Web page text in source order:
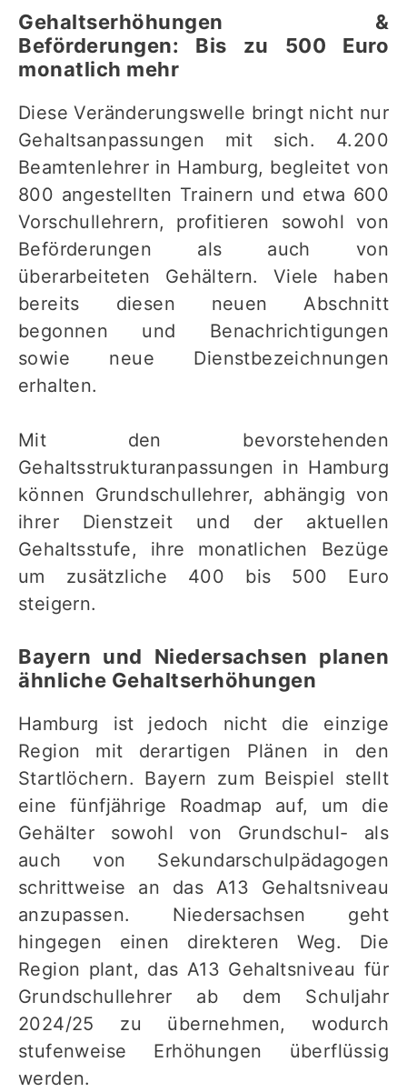
Gehaltserhöhungen &
Beförderungen: Bis zu 500 Euro
monatlich mehr
Diese Veränderungswelle bringt nicht nur
Gehaltsanpassungen mit sich. 4.200
Beamtenlehrer in Hamburg, begleitet von
800 angestellten Trainern und etwa 600
Vorschullehrern, profitieren sowohl von
Beförderungen als auch von
überarbeiteten Gehältern. Viele haben
bereits diesen neuen Abschnitt
begonnen und Benachrichtigungen
sowie neue Dienstbezeichnungen
erhalten.
Mit den bevorstehenden
Gehaltsstrukturanpassungen in Hamburg
können Grundschullehrer, abhängig von
ihrer Dienstzeit und der aktuellen
Gehaltsstufe, ihre monatlichen Bezüge
um zusätzliche 400 bis 500 Euro
steigern.
Bayern und Niedersachsen planen
ähnliche Gehaltserhöhungen
Hamburg ist jedoch nicht die einzige
Region mit derartigen Plänen in den
Startlöchern. Bayern zum Beispiel stellt
eine fünfjährige Roadmap auf, um die
Gehälter sowohl von Grundschul- als
auch von Sekundarschulpädagogen
schrittweise an das A13 Gehaltsniveau
anzupassen. Niedersachsen geht
hingegen einen direkteren Weg. Die
Region plant, das A13 Gehaltsniveau für
Grundschullehrer ab dem Schuljahr
2024/25 zu übernehmen, wodurch
stufenweise Erhöhungen überflüssig
werden.